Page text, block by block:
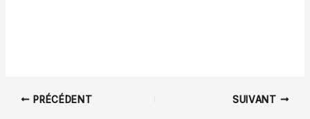
PRÉCÉDENT SUIVANT